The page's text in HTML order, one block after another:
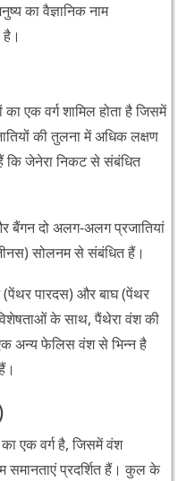
का वैज्ञानिक नाम
है।
एक वर्ग शामिल होता है जिसमें
की तुलना में अधिक लक्षण
जेनेरा निकट से संबंधित
दो अलग-अलग प्रजातियां
सोलनम से संबंधित हैं।
पारदस) और बाघ (पेंथर
के साथ, पैंथेरा वंश की
अन्य फेलिस वंश से भिन्न है
एक वर्ग है, जिसमें वंश
समानताएं प्रदर्शित हैं। कुल के